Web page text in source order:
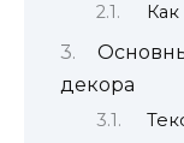
Как
декора